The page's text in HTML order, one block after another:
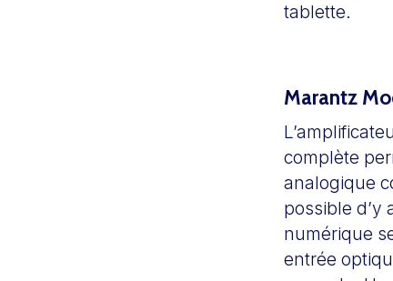
tablette.
Marantz
complète
analogique
possible d’y
numérique
entrée